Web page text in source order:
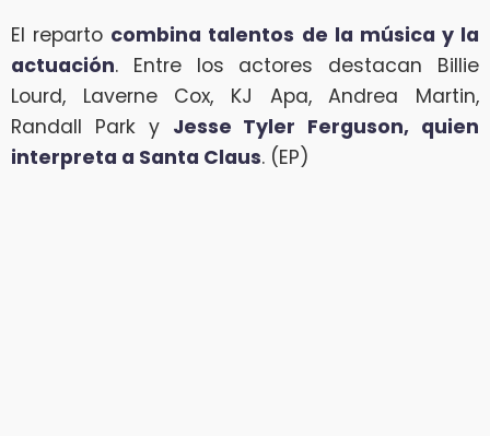
El reparto combina talentos de la música y la
actuación. Entre los actores destacan Billie
Lourd, Laverne Cox, KJ Apa, Andrea Martin,
Randall Park y Jesse Tyler Ferguson, quien
interpreta a Santa Claus. (EP)